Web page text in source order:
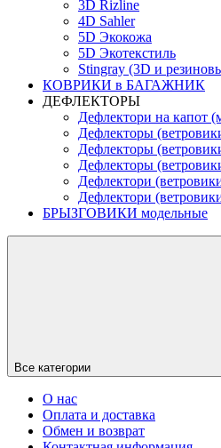
3D Rizline
4D Sahler
5D Экокожа
5D Экотекстиль
Stingray (3D и
КОВРИКИ в БАГАЖНИК
ДЕФЛЕКТОРЫ
Дефлектори на капот
Дефлекторы
Дефлекторы
Дефлекторы
Дефлектори
Дефлектори
БРЫЗГОВИКИ модельные
Все категории
О нас
Оплата и доставка
Обмен и возврат